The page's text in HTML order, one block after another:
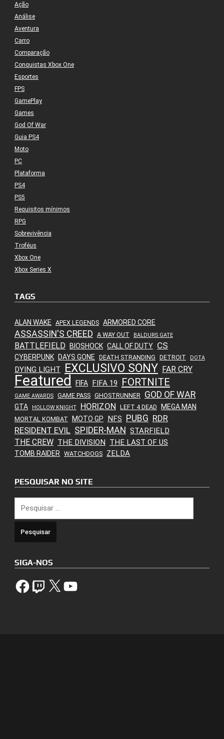
Ação
Análise
Aventura
Carro
Comparação
Conquistas Xbox One
Esportes
FPS
GamePlay
Games
God Of War
Guia PS4
Moto
PC
Plataforma
PS4
PS5
Requisitos mínimos
RPG
Sobrevivência
Troféus
Xbox One
Xbox Series X
TAGS
ALAN WAKE APEX LEGENDS ARMORED CORE
ASSASSIN'S CREED A WAY OUT BALDURS GATE
BATTLEFIELD BIOSHOCK CALL OF DUTY CS
CYBERPUNK DAYS GONE DEATH STRANDING DETROIT DOTA
DYING LIGHT EXCLUSIVO SONY FAR CRY
Featured FIFA FIFA 19 FORTNITE
GAME AWARDS GAME PASS GHOSTRUNNER GOD OF WAR
GTA HOLLOW KNIGHT HORIZON LEFT 4 DEAD MEGA MAN
MORTAL KOMBAT MOTO GP NFS PUBG RDR
RESIDENT EVIL SPIDER-MAN STARFIELD
THE CREW THE DIVISION THE LAST OF US
TOMB RAIDER WATCHDOGS ZELDA
PESQUISAR NO SITE
por:
SIGA-NOS
FacebookTwitch X YouTube